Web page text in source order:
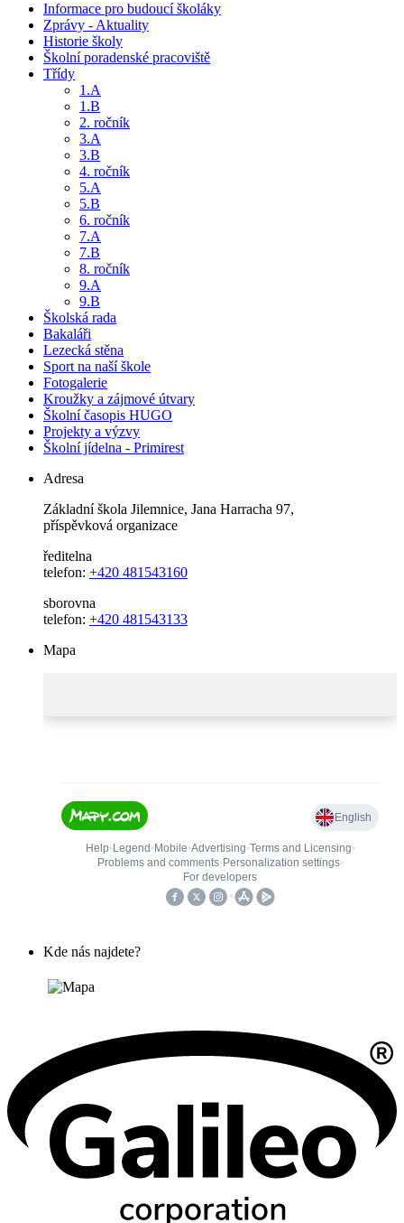
Informace pro budoucí školáky
Zprávy - Aktuality
Historie školy
Školní poradenské pracoviště
Třídy
1.A
1.B
2. ročník
3.A
3.B
4. ročník
5.A
5.B
6. ročník
7.A
7.B
8. ročník
9.A
9.B
Školská rada
Bakaláři
Lezecká stěna
Sport na naší škole
Fotogalerie
Kroužky a zájmové útvary
Školní časopis HUGO
Projekty a výzvy
Školní jídelna - Primirest
Adresa
Základní škola Jilemnice, Jana Harracha 97,
příspěvková organizace
ředitelna
telefon: +420 481543160
sborovna
telefon: +420 481543133
Mapa
Kde nás najdete?